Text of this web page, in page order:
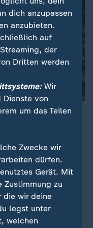
Hamas haben die
Entführten gefordert.
in Gaza befinden.
mit den
Kollegen erlebt?
dich anzupassen
anzubieten.
auf
der
Dritten werden
Wir
Dienste von
um das Teilen
Zwecke wir
dürfen.
Gerät. Mit
zu
die wir deine
legst unter
welchen